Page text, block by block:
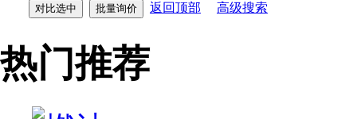
返回顶部 高级搜索
热门推荐